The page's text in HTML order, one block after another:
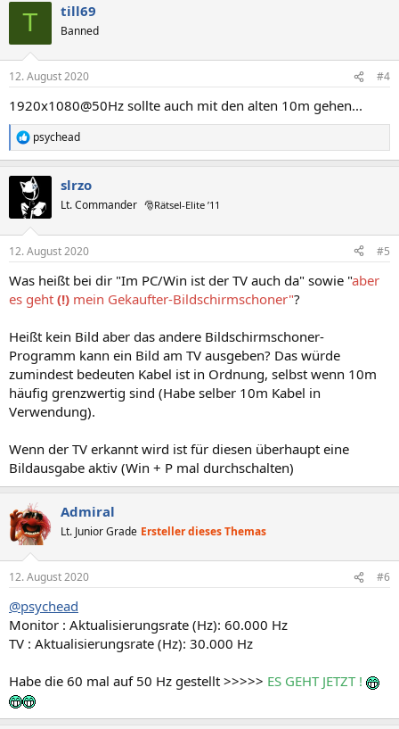
e
T till69
Banned
12. August 2020 #4
1920x1080@50Hz sollte auch mit den alten 10m gehen...
R
e
k
e
:
psychead
slrzo
Lt. Commander 🎅Rätsel-Elite ’11
12. August 2020 #5
Was heißt bei dir "Im PC/Win ist der TV auch da" sowie "aber
es geht (!) mein Gekaufter-Bildschirmschoner"?
Heißt kein Bild aber das andere Bildschirmschoner-
Programm kann ein Bild am TV ausgeben? Das würde
zumindest bedeuten Kabel ist in Ordnung, selbst wenn 10m
häufig grenzwertig sind (Habe selber 10m Kabel in
Verwendung).
Wenn der TV erkannt wird ist für diesen überhaupt eine
Bildausgabe aktiv (Win + P mal durchschalten)
Admiral
Lt. Junior Grade Ersteller dieses Themas
12. August 2020 #6
@psychead
Monitor : Aktualisierungsrate (Hz): 60.000 Hz
TV : Aktualisierungsrate (Hz): 30.000 Hz
Habe die 60 mal auf 50 Hz gestellt >>>>> ES GEHT JETZT !